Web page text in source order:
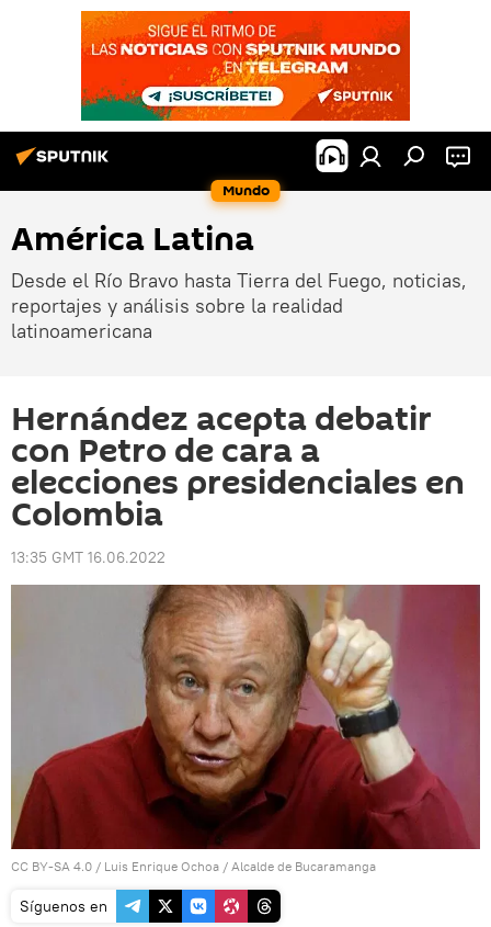
Mundo
América Latina
Desde el Río Bravo hasta Tierra del Fuego, noticias,
reportajes y análisis sobre la realidad
latinoamericana
Hernández acepta debatir
con Petro de cara a
elecciones presidenciales en
Colombia
13:35 GMT 16.06.2022
CC BY-SA 4.0 / Luis Enrique Ochoa / Alcalde de Bucaramanga
Síguenos en